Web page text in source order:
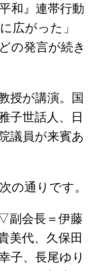
和』連帯行動
広がった」
の発言が続き
授が講演。国
子世話人、日
議員が来賓あ
の通りです。
会長＝伊藤
美代、久保田
子、長尾ゆり